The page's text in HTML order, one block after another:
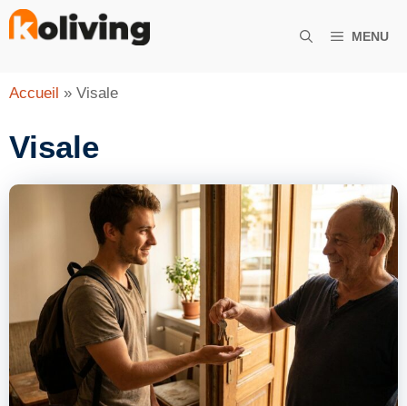
Aller
MENU
Accueil » Visale
Visale